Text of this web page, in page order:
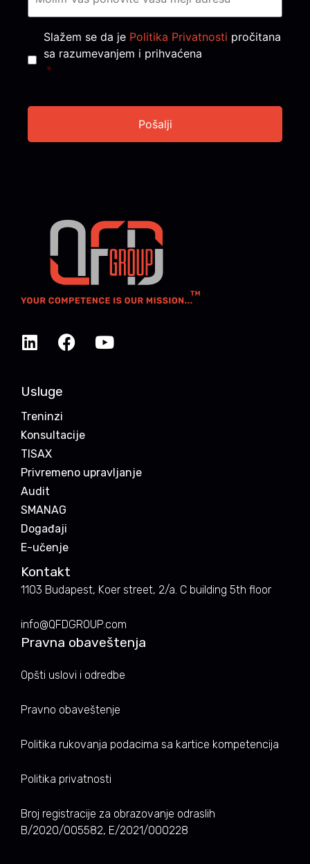
Consent *
Slažem se da je Politika Privatnosti pročitana
sa razumevanjem i prihvaćena
*
Usluge
Treninzi
Konsultacije
TISAX
Privremeno upravljanje
Audit
SMANAG
Događaji
E-učenje
Kontakt
1103 Budapest, Koer street, 2/a. C building 5th floor
info@QFDGROUP.com
Pravna obaveštenja
Opšti uslovi i odredbe
Pravno obaveštenje
Politika rukovanja podacima sa kartice kompetencija
Politika privatnosti
Broj registracije za obrazovanje odraslih
B/2020/005582, E/2021/000228